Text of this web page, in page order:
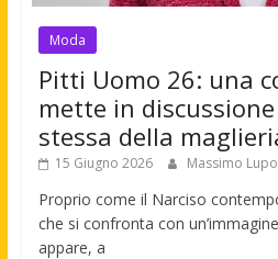
Moda
Pitti Uomo 26: una
mette in
stessa della
15 Giugno 2026 Massimo Lupo
Proprio come il Narciso
che si confronta con
appare, a